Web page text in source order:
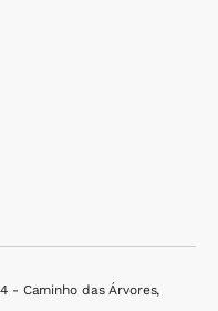
- Caminho das Árvores,